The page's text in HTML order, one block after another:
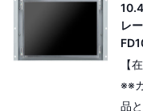
レ
【
※※
品